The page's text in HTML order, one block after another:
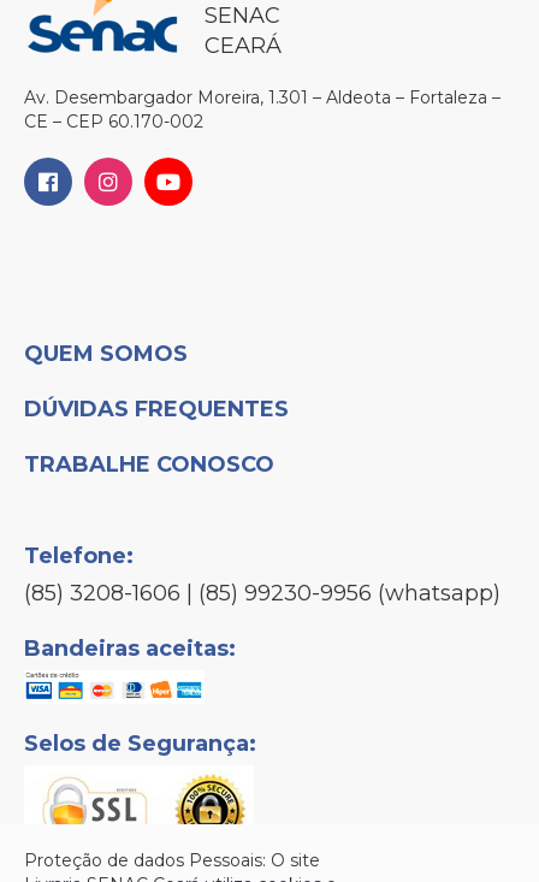
SENAC
CEARÁ
Av. Desembargador Moreira, 1.301 – Aldeota – Fortaleza –
CE – CEP 60.170-002
QUEM SOMOS
DÚVIDAS FREQUENTES
TRABALHE CONOSCO
Telefone:
(85) 3208-1606 | (85) 99230-9956 (whatsapp)
Bandeiras aceitas:
Selos de Segurança:
Proteção de dados Pessoais: O site